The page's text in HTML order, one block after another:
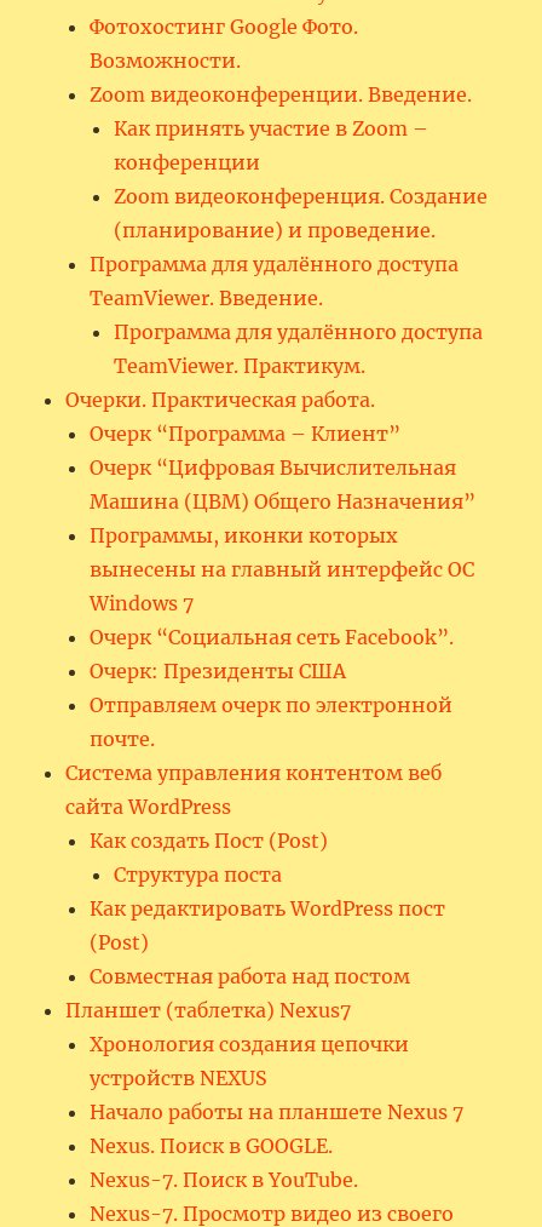
Фотохостинг Google Фото.
Возможности.
Zoom видеоконференции. Введение.
Как принять участие в Zoom –
конференции
Zoom видеоконференция. Создание
(планирование) и проведение.
Программа для удалённого доступа
TeamViewer. Введение.
Программа для удалённого доступа
TeamViewer. Практикум.
Очерки. Практическая работа.
Очерк “Программа – Клиент”
Очерк “Цифровая Вычислительная
Машина (ЦВМ) Общего Назначения”
Программы, иконки которых
вынесены на главный интерфейс ОС
Windows 7
Очерк “Социальная сеть Facebook”.
Очерк: Президенты США
Отправляем очерк по электронной
почте.
Система управления контентом веб
сайта WordPress
Как создать Пост (Post)
Структура поста
Как редактировать WordPress пост
(Post)
Совместная работа над постом
Планшет (таблетка) Nexus7
Хронология создания цепочки
устройств NEXUS
Начало работы на планшете Nexus 7
Nexus. Поиск в GOOGLE.
Nexus-7. Поиск в YouTube.
Nexus-7. Просмотр видео из своего